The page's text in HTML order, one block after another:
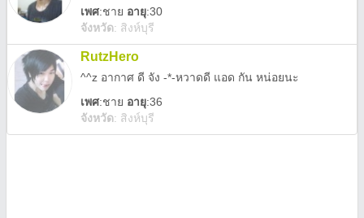
เพศ:ชาย อายุ:30
จังหวัด: สิงห์บุรี
RutzHero
^^z อากาศ ดี จัง -*-หวาดดี แอด กัน หน่อยนะ
เพศ:ชาย อายุ:36
จังหวัด: สิงห์บุรี